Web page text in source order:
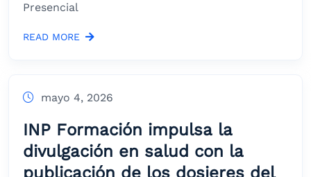
Presencial
READ MORE
mayo 4, 2026
INP Formación impulsa la
divulgación en salud con la
publicación de los dosieres del